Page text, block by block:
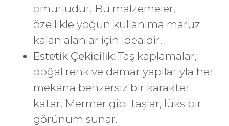
ömürlüdür. Bu malzemeler,
özellikle yoğun kullanıma maruz
kalan alanlar için idealdir.
Estetik Çekicilik: Taş kaplamalar,
doğal renk ve damar yapılarıyla her
mekâna benzersiz bir karakter
katar. Mermer gibi taşlar, lüks bir
görünüm sunar.